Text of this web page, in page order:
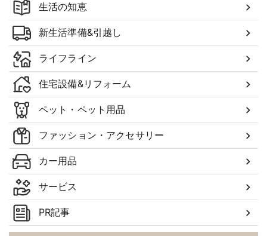
生活の知恵
新生活準備&引越し
ライフライン
住宅設備&リフォーム
ペット・ペット用品
ファッション・アクセサリー
カー用品
サービス
PR記事